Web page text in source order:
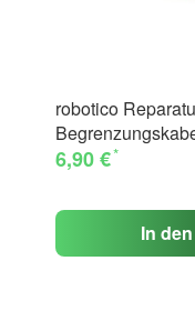
robotico
6,90 €*
In